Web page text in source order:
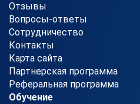
Отзывы
Вопросы-ответы
Сотрудничество
Контакты
Карта сайта
Партнерская программа
Реферальная программа
Обучение